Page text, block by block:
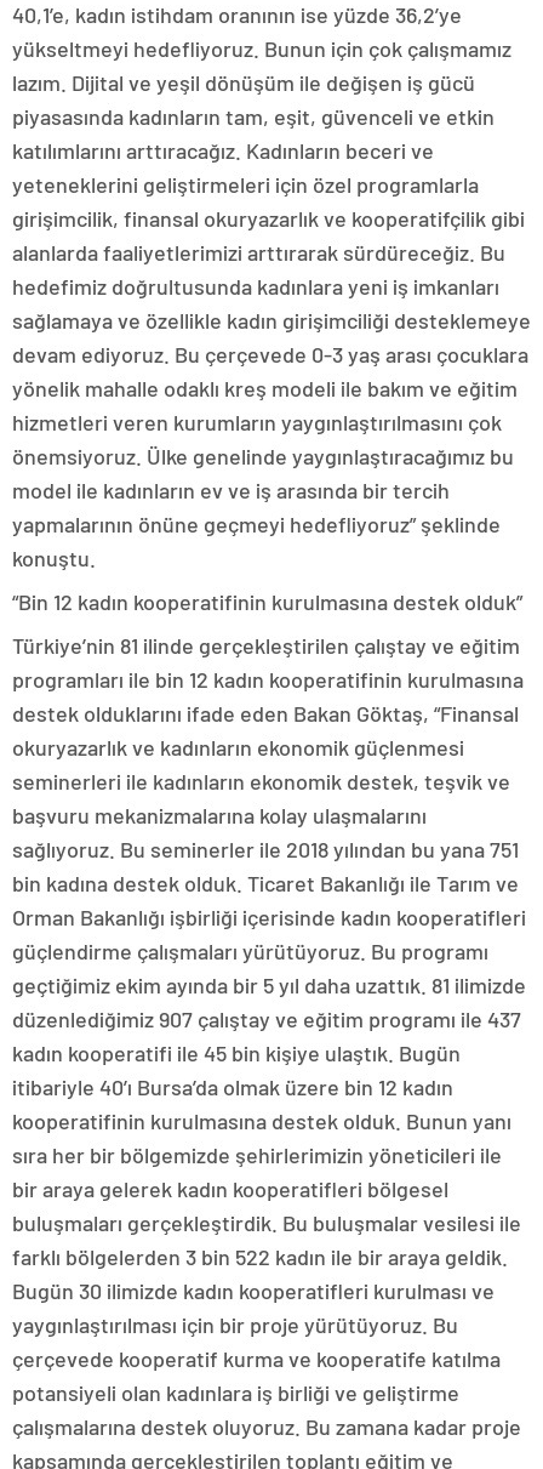
40,1’e, kadın istihdam oranının ise yüzde 36,2’ye
yükseltmeyi hedefliyoruz. Bunun için çok çalışmamız
lazım. Dijital ve yeşil dönüşüm ile değişen iş gücü
piyasasında kadınların tam, eşit, güvenceli ve etkin
katılımlarını arttıracağız. Kadınların beceri ve
yeteneklerini geliştirmeleri için özel programlarla
girişimcilik, finansal okuryazarlık ve kooperatifçilik gibi
alanlarda faaliyetlerimizi arttırarak sürdüreceğiz. Bu
hedefimiz doğrultusunda kadınlara yeni iş imkanları
sağlamaya ve özellikle kadın girişimciliği desteklemeye
devam ediyoruz. Bu çerçevede 0-3 yaş arası çocuklara
yönelik mahalle odaklı kreş modeli ile bakım ve eğitim
hizmetleri veren kurumların yaygınlaştırılmasını çok
önemsiyoruz. Ülke genelinde yaygınlaştıracağımız bu
model ile kadınların ev ve iş arasında bir tercih
yapmalarının önüne geçmeyi hedefliyoruz” şeklinde
konuştu.
“Bin 12 kadın kooperatifinin kurulmasına destek olduk”
Türkiye’nin 81 ilinde gerçekleştirilen çalıştay ve eğitim
programları ile bin 12 kadın kooperatifinin kurulmasına
destek olduklarını ifade eden Bakan Göktaş, “Finansal
okuryazarlık ve kadınların ekonomik güçlenmesi
seminerleri ile kadınların ekonomik destek, teşvik ve
başvuru mekanizmalarına kolay ulaşmalarını
sağlıyoruz. Bu seminerler ile 2018 yılından bu yana 751
bin kadına destek olduk. Ticaret Bakanlığı ile Tarım ve
Orman Bakanlığı işbirliği içerisinde kadın kooperatifleri
güçlendirme çalışmaları yürütüyoruz. Bu programı
geçtiğimiz ekim ayında bir 5 yıl daha uzattık. 81 ilimizde
düzenlediğimiz 907 çalıştay ve eğitim programı ile 437
kadın kooperatifi ile 45 bin kişiye ulaştık. Bugün
itibariyle 40’ı Bursa’da olmak üzere bin 12 kadın
kooperatifinin kurulmasına destek olduk. Bunun yanı
sıra her bir bölgemizde şehirlerimizin yöneticileri ile
bir araya gelerek kadın kooperatifleri bölgesel
buluşmaları gerçekleştirdik. Bu buluşmalar vesilesi ile
farklı bölgelerden 3 bin 522 kadın ile bir araya geldik.
Bugün 30 ilimizde kadın kooperatifleri kurulması ve
yaygınlaştırılması için bir proje yürütüyoruz. Bu
çerçevede kooperatif kurma ve kooperatife katılma
potansiyeli olan kadınlara iş birliği ve geliştirme
çalışmalarına destek oluyoruz. Bu zamana kadar proje
kapsamında gerçekleştirilen toplantı eğitim ve